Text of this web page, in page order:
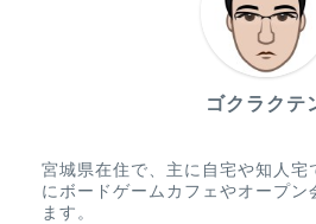
ゴクラクテ
宮城県在住で、主に自宅や知人宅
にボードゲームカフェやオープン
ます。